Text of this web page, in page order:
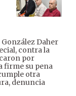
Daher
contra la
por
firme su pena
otra
denuncia